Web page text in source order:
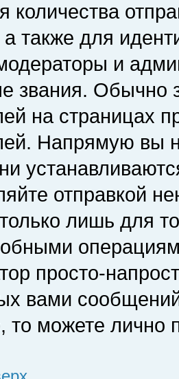
количества
также для
и
звания. Обычно
на страницах
Напрямую вы
отправкой
лишь для
просто-
вами
то можете лично